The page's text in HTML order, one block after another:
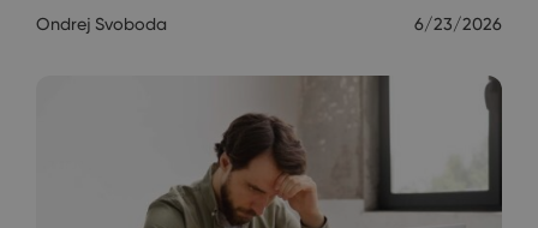
Ondrej Svoboda 6/23/2026